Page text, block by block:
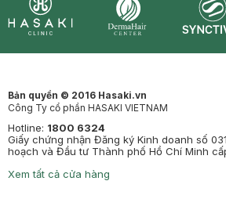
Bản quyền © 2016 Hasaki.vn
Công Ty cổ phần HASAKI VIETNAM
Hotline: 1800 6324
Giấy chứng nhận Đăng ký Kinh doanh số
hoạch và Đầu tư Thành phố Hồ Chí Minh
Xem tất cả cửa hàng